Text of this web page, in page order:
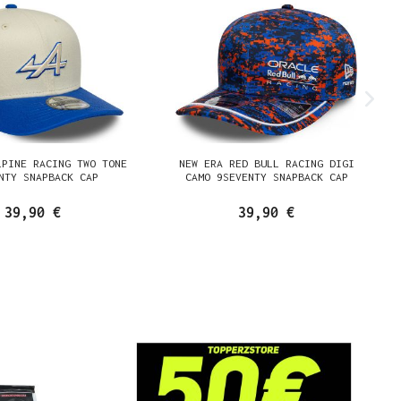
RACING TWO TONE
SNAPBACK CAP
39,90 €
NEW ERA RED BULL RACING DIGI
CAMO 9SEVENTY SNAPBACK CAP
39,90 €